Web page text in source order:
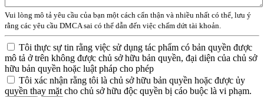
Vui lòng mô tả yêu cầu của bạn một cách cẩn thận và nhiều nhất có thể, lưu ý
rằng các yêu cầu DMCA sai có thể dẫn đến việc chấm dứt tài khoản.
Tôi thực sự tin rằng việc sử dụng tác phẩm có bản quyền được
mô tả ở trên không được chủ sở hữu bản quyền, đại diện của chủ sở
hữu bản quyền hoặc luật pháp cho phép
Tôi xác nhận rằng tôi là chủ sở hữu bản quyền hoặc được ủy
quyền thay mặt cho chủ sở hữu độc quyền bị cáo buộc là vi phạm.